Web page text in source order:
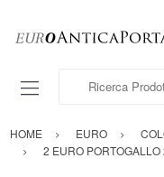
Ricerca Prodotto
HOME EURO
2 EURO